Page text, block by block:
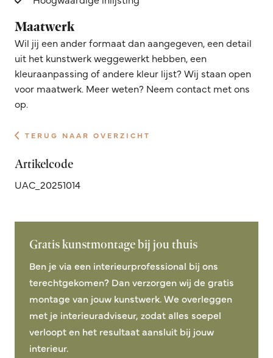
Maatwerk
Wil jij een ander formaat dan aangegeven, een detail
uit het kunstwerk weggewerkt hebben, een
kleuraanpassing of andere kleur lijst? Wij staan open
voor maatwerk. Meer weten? Neem contact met ons
op.
TERUG NAAR OVERZICHT
Artikelcode
UAC_20251014
Gratis kunstmontage bij jou thuis
Ben je via een interieurprofessional bij ons
terechtgekomen? Dan verzorgen wij de gratis
montage van jouw kunstwerk. We overleggen
met je interieuradviseur, zodat alles soepel
verloopt en het resultaat aansluit bij jouw
interieur.